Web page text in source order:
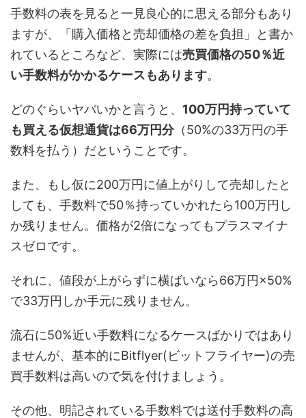
手数料の表を見ると一見良心的に思える部分もあり
ますが、「購入価格と売却価格の差を負担」と書か
れているところなど、実際には売買価格の50％近
い手数料がかかるケースもあります。
どのぐらいヤバいかと言うと、 100万円持っていて
も買える仮想通貨は66万円分（50%の33万円の手
数料を払う）だということです。
また、もし仮に200万円に値上がりして売却したと
しても、手数料で50％持っていかれたら100万円し
か残りません。価格が2倍になってもプラスマイナ
スゼロです。
それに、値段が上がらずに横ばいなら66万円×50%
で33万円しか手元に残りません。
流石に50%近い手数料になるケースばかりではあり
ませんが、基本的にBitflyer(ビットフライヤー)の売
買手数料は高いので気を付けましょう。
その他、明記されている手数料では送付手数料の高